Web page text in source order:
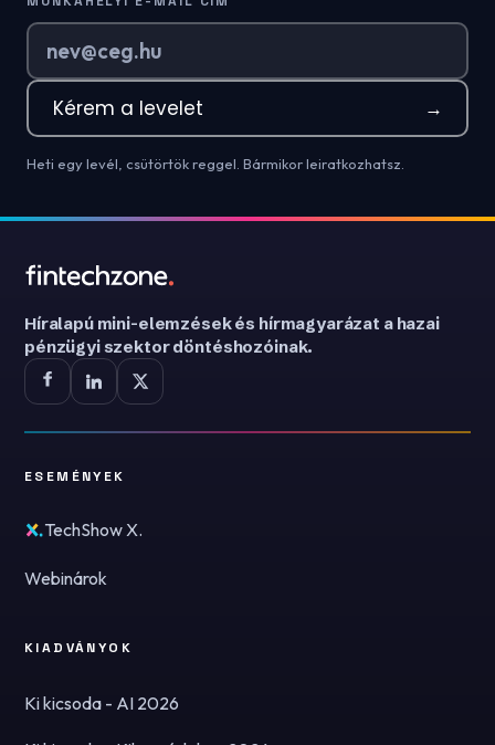
Kérem a levelet →
Heti egy levél, csütörtök reggel. Bármikor leiratkozhatsz.
Híralapú mini-elemzések és hírmagyarázat a hazai
pénzügyi szektor döntéshozóinak.
ESEMÉNYEK
TechShow X.
Webinárok
KIADVÁNYOK
Ki kicsoda - AI 2026